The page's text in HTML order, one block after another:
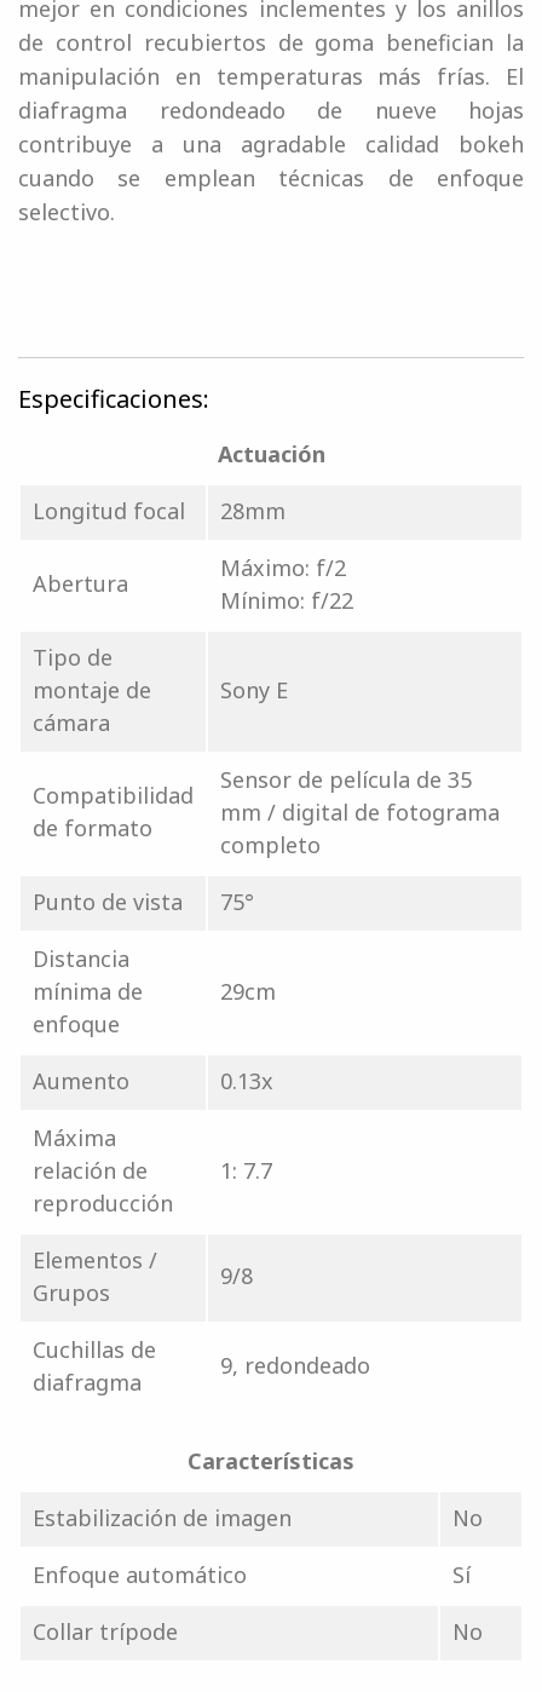
mejor en condiciones inclementes y los anillos
de control recubiertos de goma benefician la
manipulación en temperaturas más frías. El
diafragma redondeado de nueve hojas
contribuye a una agradable calidad bokeh
cuando se emplean técnicas de enfoque
selectivo.
Especificaciones:
Actuación
Longitud focal
28mm
Abertura
Máximo: f/2
Mínimo: f/22
Tipo de
montaje de
cámara
Sony E
Compatibilidad
de formato
Sensor de película de 35
mm / digital de fotograma
completo
Punto de vista
75°
Distancia
mínima de
enfoque
29cm
Aumento
0.13x
Máxima
relación de
reproducción
1: 7.7
Elementos /
Grupos
9/8
Cuchillas de
diafragma
9, redondeado
Características
Estabilización de imagen
No
Enfoque automático
Sí
Collar trípode
No